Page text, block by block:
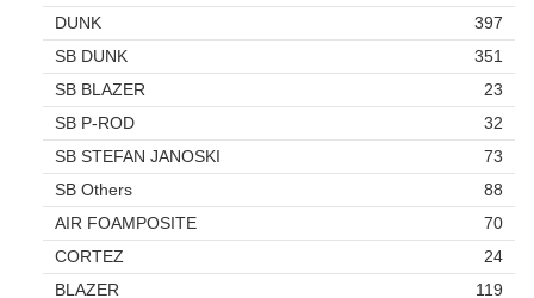
DUNK
397
SB DUNK
351
SB BLAZER
23
SB P-ROD
32
SB STEFAN JANOSKI
73
SB Others
88
AIR FOAMPOSITE
70
CORTEZ
24
BLAZER
119